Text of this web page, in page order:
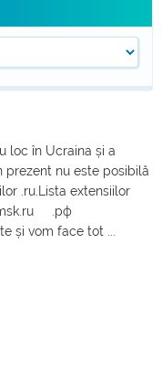
loc în Ucraina și a
prezent nu este posibilă
.ru.Lista extensiilor
.msk.ru .рф
și vom face tot ...